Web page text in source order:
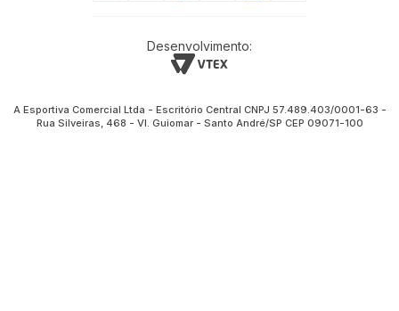
Desenvolvimento:
A Esportiva Comercial Ltda - Escritório Central CNPJ 57.489.403/0001-63 -
Rua Silveiras, 468 - Vl. Guiomar - Santo André/SP CEP 09071-100